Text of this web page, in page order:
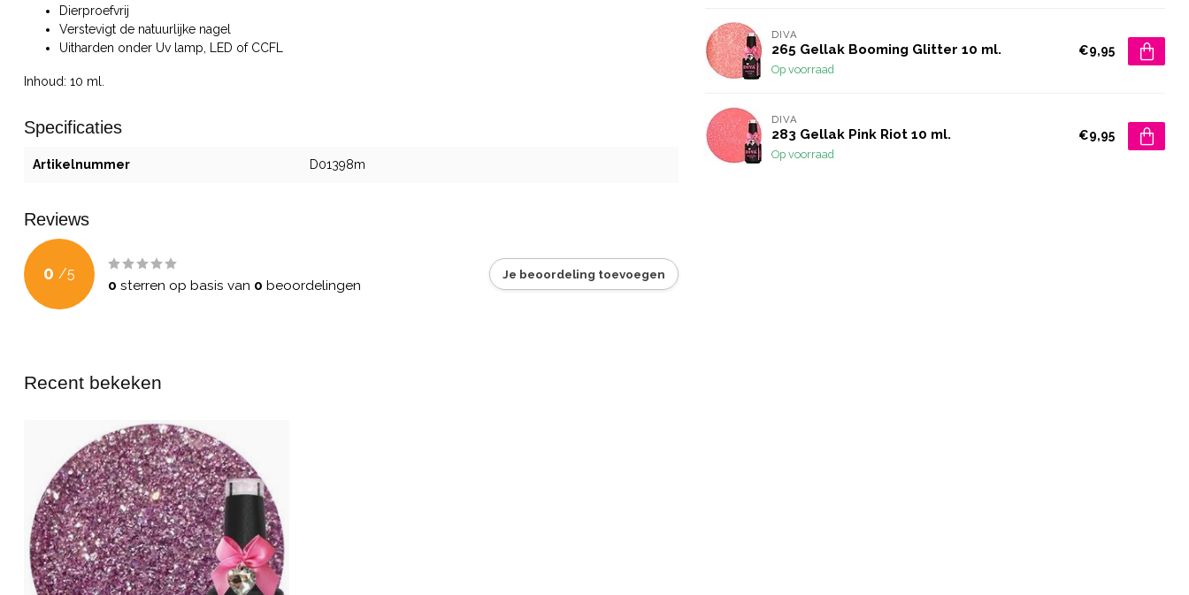
Dierproefvrij
Verstevigt de natuurlijke nagel
Uitharden onder Uv lamp, LED of CCFL
Inhoud: 10 ml.
Specificaties
Artikelnummer D01398m
Reviews
0 /5
0 sterren op basis van 0 beoordelingen
Je beoordeling toevoegen
DIVA
265 Gellak Booming Glitter 10 ml.
Op voorraad
€9,95
DIVA
283 Gellak Pink Riot 10 ml.
Op voorraad
€9,95
Recent bekeken